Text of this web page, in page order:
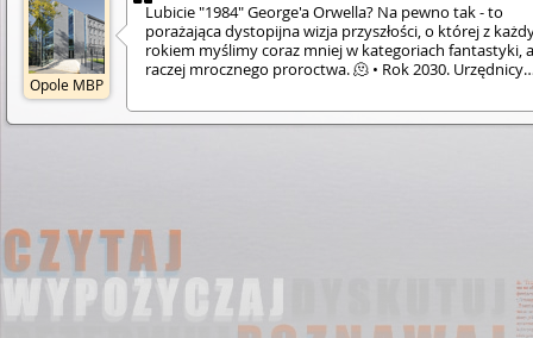
Opole MBP
Lubicie "1984" George'a Orwella? Na pewno tak - to
porażająca dystopijna wizja przyszłości, o której z
rokiem myślimy coraz mniej w kategoriach fantastyki, a
raczej mrocznego proroctwa. 🫠 • Rok 2030. Urzędnicy
treści, trzymając społeczeństwo w szachu. Gdy
ginie autor krytycznych wobec Ministerstwa
Augusto Casasa i wszystko wygląda, że na literackim
firmamencie narodziła się właśnie nowa gwiazda!⭐